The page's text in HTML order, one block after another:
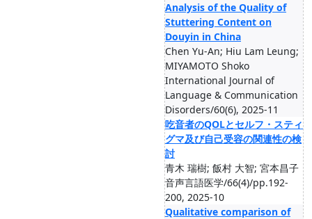
Analysis of the Quality of
Stuttering Content on
Douyin in China
Chen Yu-An; Hiu Lam Leung;
MIYAMOTO Shoko
International Journal of
Language & Communication
Disorders/60(6), 2025-11
吃音者のQOLとセルフ・スティ
グマ及び自己受容の関連性の検
討
青木 瑞樹; 飯村 大智; 宮本昌子
音声言語医学/66(4)/pp.192-
200, 2025-10
Qualitative comparison of